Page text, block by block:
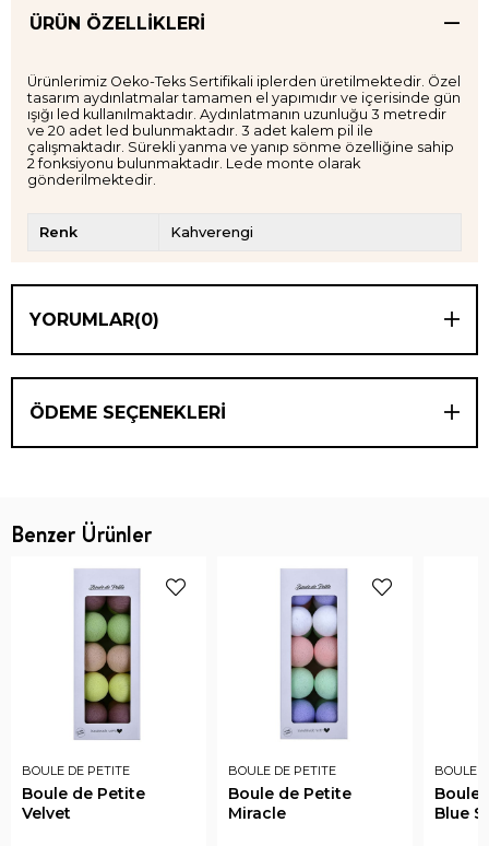
ÜRÜN ÖZELLIKLERI
Ürünlerimiz Oeko-Teks Sertifikali iplerden üretilmektedir. Özel
tasarım aydınlatmalar tamamen el yapımıdır ve içerisinde gün
ışığı led kullanılmaktadır. Aydınlatmanın uzunluğu 3 metredir
ve 20 adet led bulunmaktadır. 3 adet kalem pil ile
çalışmaktadır. Sürekli yanma ve yanıp sönme özelliğine sahip
2 fonksiyonu bulunmaktadır. Lede monte olarak
gönderilmektedir.
Renk Kahverengi
YORUMLAR(0)
ÖDEME SEÇENEKLERI
Benzer Ürünler
BOULE DE PETITE
Boule de Petite
Velvet
BOULE DE PETITE
Boule de Petite
Miracle
BOULE
Boule
Blue